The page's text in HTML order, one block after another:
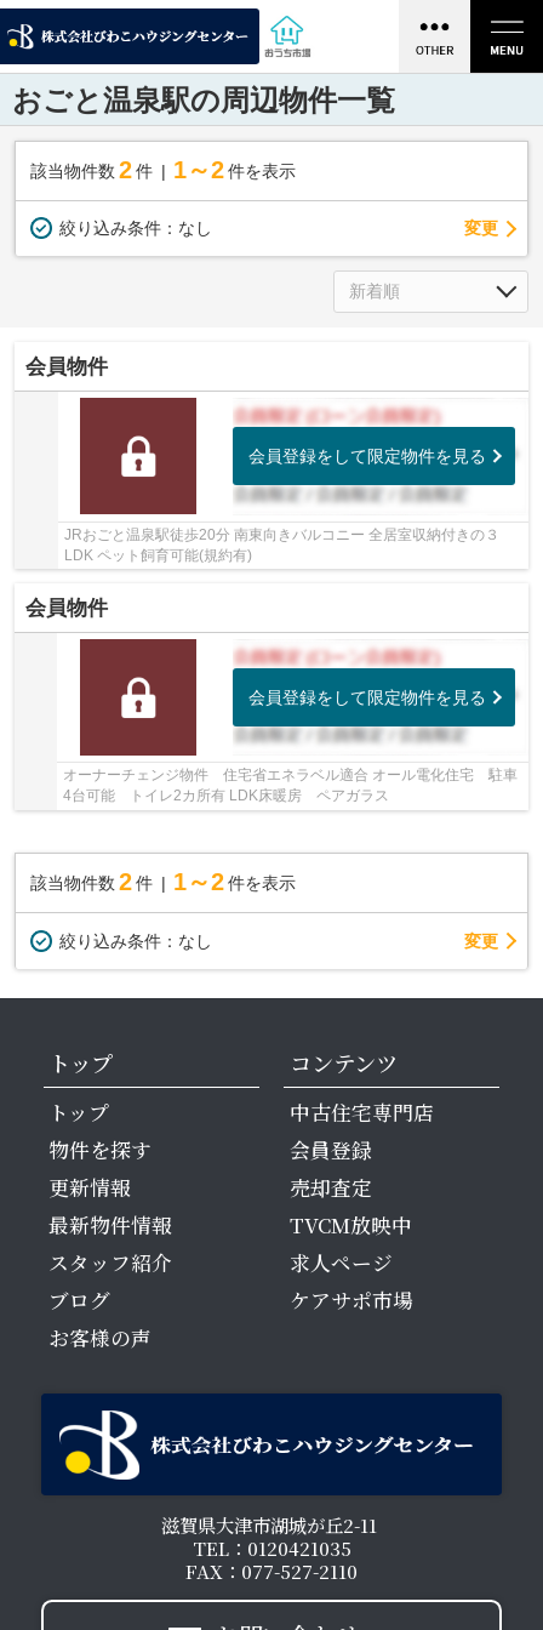
おごと温泉駅の周辺物件一覧
該当物件数 2件 1～2 件を表示
絞り込み条件： なし 変更
会員物件
会員登録をして限定物件を見る
JRおごと温泉駅徒歩20分 南東向きバルコニー 全居室収納付きの３
LDK ペット飼育可能(規約有)
会員物件
会員登録をして限定物件を見る
オーナーチェンジ物件 住宅省エネラベル適合 オール電化住宅 駐車
4台可能 トイレ2カ所有 LDK床暖房 ペアガラス
該当物件数 2件 1～2 件を表示
絞り込み条件： なし 変更
トップ
トップ
物件を探す
更新情報
最新物件情報
スタッフ紹介
ブログ
お客様の声
コンテンツ
中古住宅専門店
会員登録
売却査定
TVCM放映中
求人ページ
ケアサポ市場
滋賀県大津市湖城が丘2-11
TEL：0120421035
FAX：077-527-2110